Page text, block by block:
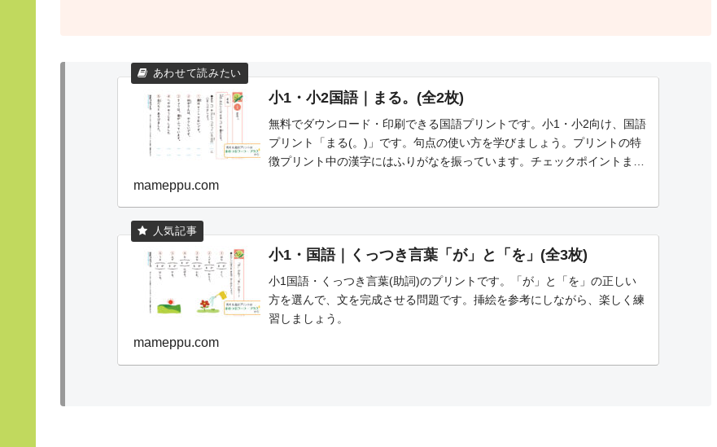
小1・小2国語｜まる。(全2枚)
無料でダウンロード・印刷できる国語プリントです。小1・小2向け、国語
プリント「まる(。)」です。句点の使い方を学びましょう。プリントの特
徴プリント中の漢字にはふりがなを振っています。チェックポイントまる
mameppu.com
小1・国語｜くっつき言葉「が」と「を」(全3枚)
小1国語・くっつき言葉(助詞)のプリントです。「が」と「を」の正しい
方を選んで、文を完成させる問題です。挿絵を参考にしながら、楽しく練
習しましょう。
mameppu.com